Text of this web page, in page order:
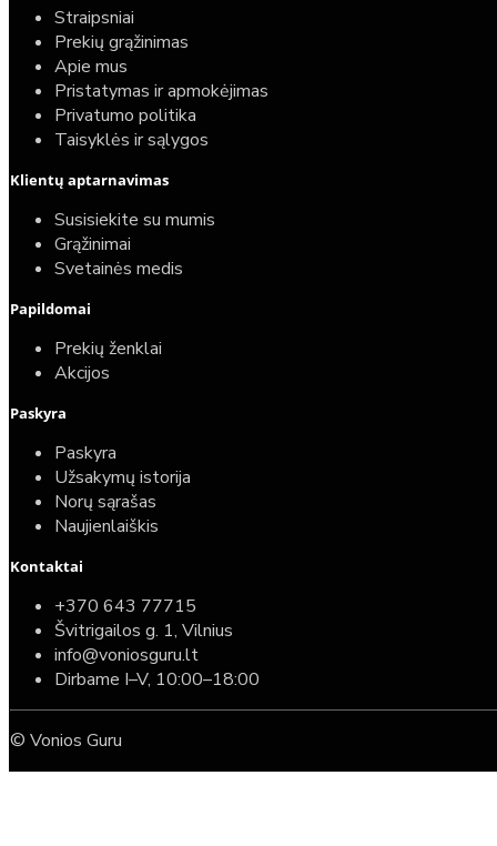
Straipsniai
Prekių grąžinimas
Apie mus
Pristatymas ir apmokėjimas
Privatumo politika
Taisyklės ir sąlygos
Klientų aptarnavimas
Susisiekite su mumis
Grąžinimai
Svetainės medis
Papildomai
Prekių ženklai
Akcijos
Paskyra
Paskyra
Užsakymų istorija
Norų sąrašas
Naujienlaiškis
Kontaktai
+370 643 77715
Švitrigailos g. 1, Vilnius
info@voniosguru.lt
Dirbame I–V, 10:00–18:00
© Vonios Guru